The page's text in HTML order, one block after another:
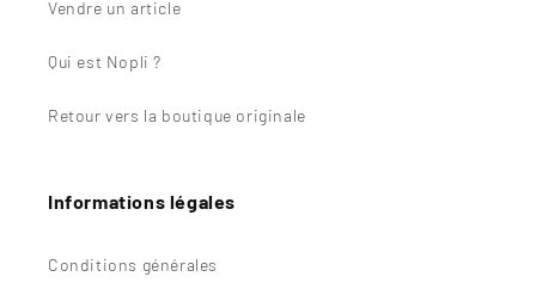
Vendre un article
Qui est Nopli ?
Retour vers la boutique originale
Informations légales
Conditions générales